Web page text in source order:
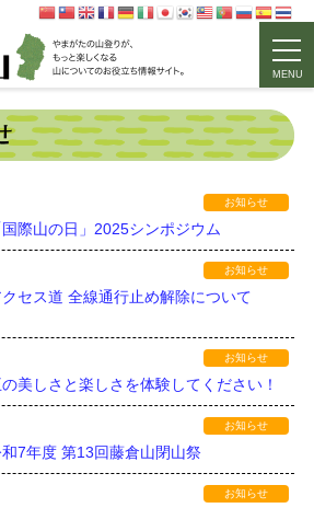
MENU
お知らせ
国際山の日」2025シンポジウム
お知らせ
セス道 全線通行止め解除について
お知らせ
美しさと楽しさを体験してください！
お知らせ
和7年度 第13回藤倉山閉山祭
お知らせ